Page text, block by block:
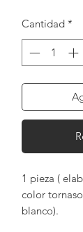
Cantidad *
1 pieza (
color
blanco).